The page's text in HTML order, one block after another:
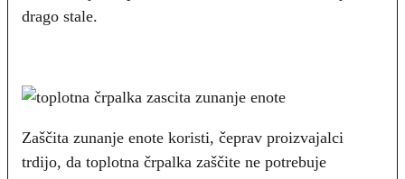
drago stale.
Zaščita zunanje enote koristi, čeprav proizvajalci
trdijo, da toplotna črpalka zaščite ne potrebuje